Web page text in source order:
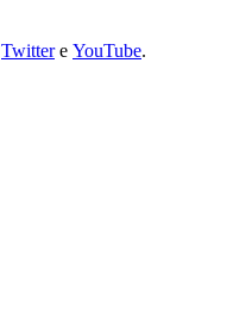
Twittere YouTube.